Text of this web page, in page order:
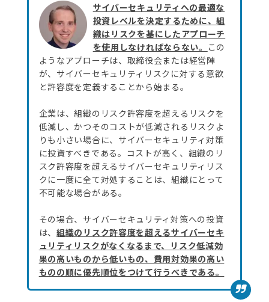
サイバーセキュリティへの最適な
投資レベルを決定するために、組
織はリスクを基にしたアプローチ
を使用しなければならない。 この
ようなアプローチは、取締役会または経営陣
が、サイバーセキュリティリスクに対する意欲
と許容度を定義することから始まる。
企業は、組織のリスク許容度を超えるリスクを
低減し、かつそのコストが低減されるリスクよ
りも小さい場合に、サイバーセキュリティ対策
に投資すべきである。コストが高く、組織のリ
スク許容度を超えるサイバーセキュリティリス
クに一度に全て対処することは、組織にとって
不可能な場合がある。
その場合、サイバーセキュリティ対策への投資
は、組織のリスク許容度を超えるサイバーセキ
ュリティリスクがなくなるまで、リスク低減効
果の高いものから低いもの、費用対効果の高い
ものの順に優先順位をつけて行うべきである。